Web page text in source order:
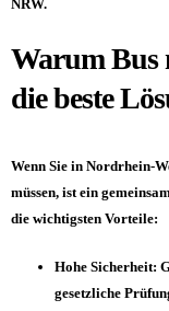
NRW.
Warum Bus
die beste
Wenn Sie in Nordrhein-
müssen, ist ein
die wichtigsten Vorteile:
Hohe Sicherheit:
gesetzliche